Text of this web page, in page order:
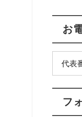
お
代表
フ